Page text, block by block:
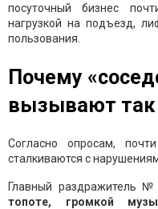
посуточный бизнес
нагрузкой на подъезд,
пользования.
Почему
вызывают так
Согласно опросам,
сталкиваются с
Главный раздражитель
топоте, громкой